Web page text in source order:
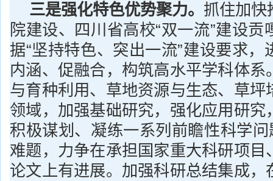
三是强化特色优势聚力。 抓住加快
院建设、四川省高校“双一流”建设
据“坚持特色、突出一流”建设要求，
内涵、促融合，构筑高水平学科体系
与育种利用、草地资源与生态、草坪
领域，加强基础研究，强化应用研究
积极谋划、凝练一系列前瞻性科学问
难题，力争在承担国家重大科研项目
论文上有进展。加强科研总结集成，